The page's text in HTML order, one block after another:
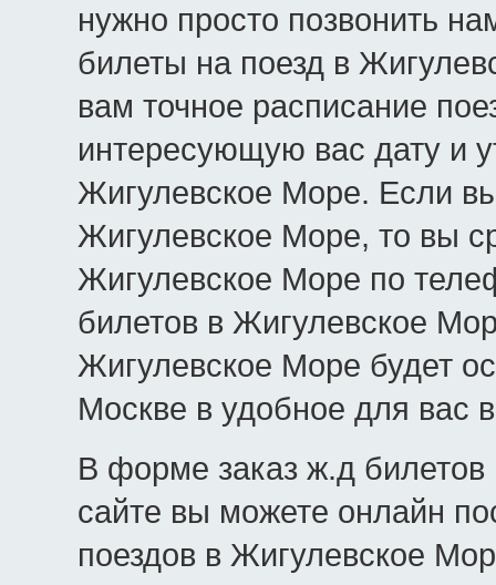
нужно просто позвонить
билеты на поезд в
вам точное расписание
интересующую вас дату и
Жигулевское Море. Если
Жигулевское Море, то вы
Жигулевское Море по
билетов в Жигулевское
Жигулевское Море будет
Москве в удобное для вас
В форме заказ ж.д
сайте вы можете онлайн
поездов в Жигулевское